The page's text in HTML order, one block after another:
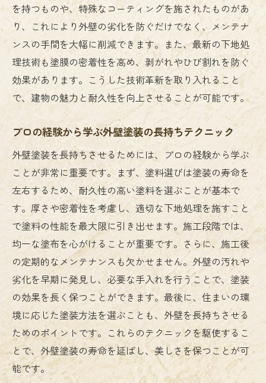
を持つものや、特殊なコーティングを施されたものがあ
り、これにより外壁の劣化を防ぐだけでなく、メンテナ
ンスの手間を大幅に削減できます。また、最新の下地処
理技術も塗膜の密着性を高め、剥がれやひび割れを防ぐ
効果があります。こうした技術革新を取り入れること
で、建物の魅力と耐久性を向上させることが可能です。
プロの経験から学ぶ外壁塗装の長持ちテクニック
外壁塗装を長持ちさせるためには、プロの経験から学ぶ
ことが非常に重要です。まず、塗料選びは塗装の寿命を
左右するため、耐久性の高い塗料を選ぶことが基本で
す。厚さや密着性を考慮し、適切な下地処理を施すこと
で塗料の性能を最大限に引き出せます。施工段階では、
均一な塗布を心がけることが重要です。さらに、施工後
の定期的なメンテナンスも欠かせません。外壁の汚れや
劣化を早期に発見し、必要な手入れを行うことで、塗装
の効果を長く保つことができます。最後に、住まいの環
境に応じた塗装方法を選ぶことも、外壁を長持ちさせる
ためのポイントです。これらのテクニックを駆使するこ
とで、外壁塗装の寿命を延ばし、美しさを保つことが可
能です。